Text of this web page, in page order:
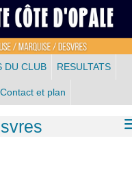
DU CLUB RESULTATS
Contact et plan